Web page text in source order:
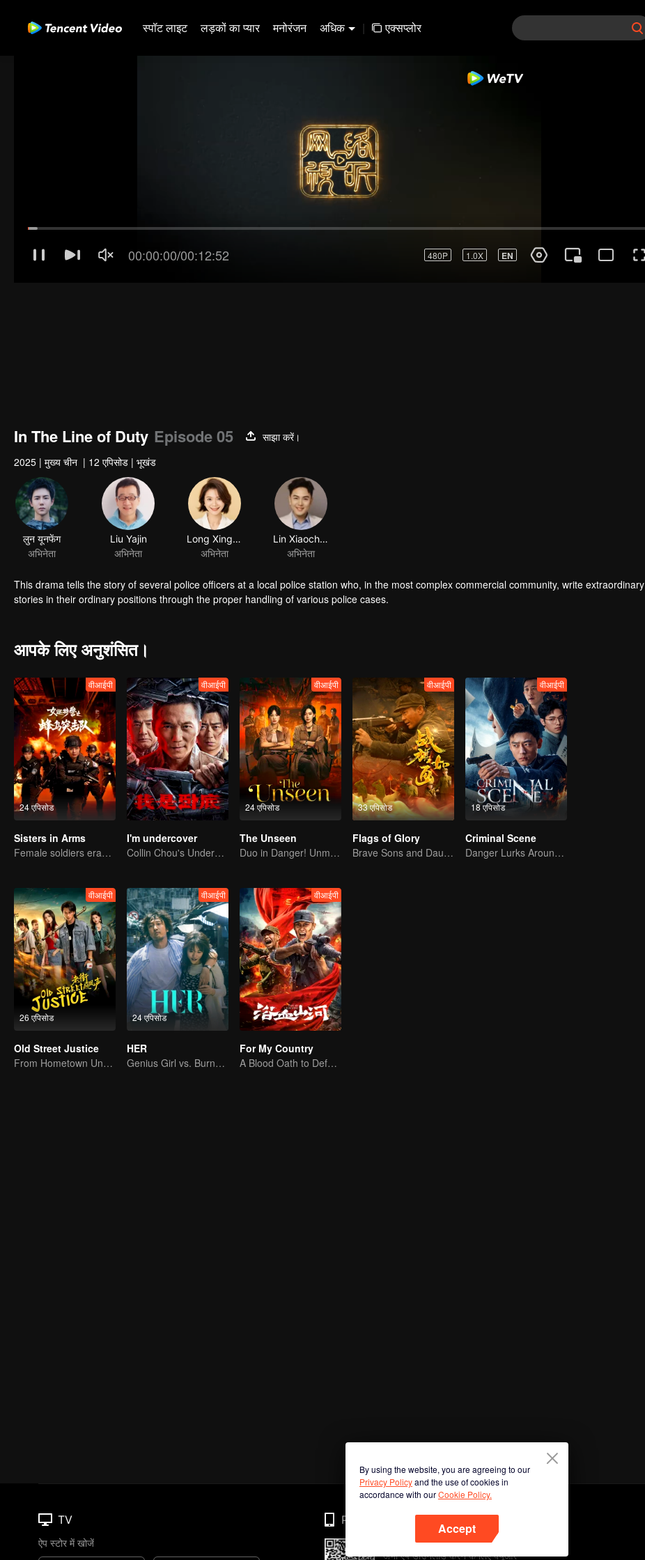
स्पॉट लाइट लड़कों का प्यार मनोरंजन अधिक | एक्सप्लोर
In The Line of Duty Episode 05
साझा करें।
2025 | मुख्य चीन | 12 एपिसोड | भूखंड
लुन यूनफेंग
अभिनेता
Liu Yajin
अभिनेता
Long Xingyu
अभिनेता
Lin Xiaochen
अभिनेता
This drama tells the story of several police officers at a local police station who, in the most complex commercial community, write extraordinary
stories in their ordinary positions through the proper handling of various police cases.
आपके लिए अनुशंसित।
24 एपिसोड
वीआईपी
Sisters in Arms
Female soldiers eradicating crime
वीआईपी
I'm undercover
Collin Chou's Undercover War
24 एपिसोड
वीआईपी
The Unseen
Duo in Danger! Unmasking Southeast Asian Evil
33 एपिसोड
वीआईपी
Flags of Glory
Brave Sons and Daughters, Fighting to Defend the Motherland in the Korean War
18 एपिसोड
वीआईपी
Criminal Scene
Danger Lurks Around You
26 एपिसोड
वीआईपी
Old Street Justice
From Hometown Underdog to Hero
24 एपिसोड
वीआईपी
HER
Genius Girl vs. Burnout Lawyer
वीआईपी
For My Country
A Blood Oath to Defend the Homeland
By using the website, you are agreeing to our
Privacy Policyand the use of cookies in
accordance with ourCookie Policy.
Accept
TV
ऐप स्टोर में खोजें
Phone
अभी ऐप डाउनलोड करने के लिए क्यूआर